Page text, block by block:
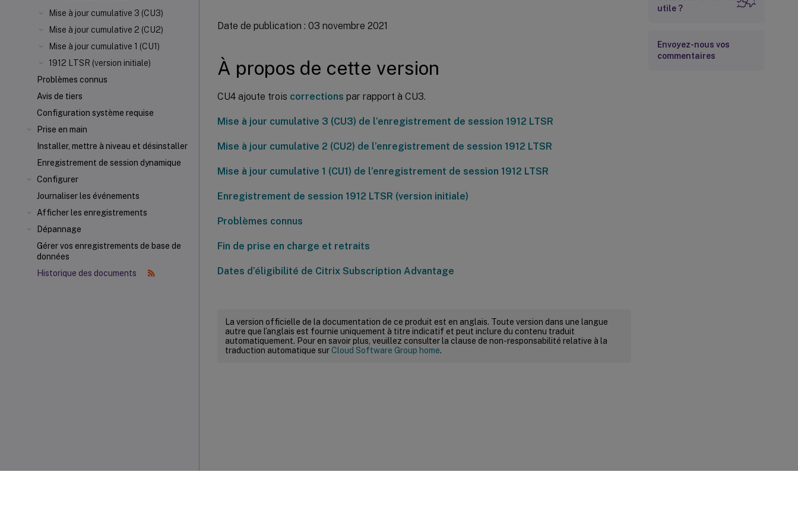
Mise à jour cumulative 3 (CU3)
Mise à jour cumulative 2 (CU2)
Mise à jour cumulative 1 (CU1)
1912 LTSR (version initiale)
Problèmes connus
Avis de tiers
Configuration système requise
Prise en main
Installer, mettre à niveau et désinstaller
Enregistrement de session dynamique
Configurer
Journaliser les événements
Afficher les enregistrements
Dépannage
Gérer vos enregistrements de base de
données
Historique des documents
Date de publication : 03 novembre 2021
À propos de cette version
CU4 ajoute trois corrections par rapport à CU3.
Mise à jour cumulative 3 (CU3) de l’enregistrement de session 1912 LTSR
Mise à jour cumulative 2 (CU2) de l’enregistrement de session 1912 LTSR
Mise à jour cumulative 1 (CU1) de l’enregistrement de session 1912 LTSR
Enregistrement de session 1912 LTSR (version initiale)
Problèmes connus
Fin de prise en charge et retraits
Dates d’éligibilité de Citrix Subscription Advantage
La version officielle de la documentation de ce produit est en anglais. Toute version dans une langue
autre que l’anglais est fournie uniquement à titre indicatif et peut inclure du contenu traduit
automatiquement. Pour en savoir plus, veuillez consulter la clause de non-responsabilité relative à la
traduction automatique surCloud Software Group home.
utile ?
Envoyez-nous vos
commentaires